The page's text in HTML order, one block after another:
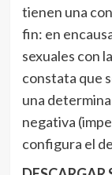
tienen una
fin: en
sexuales con
constata que
una
negativa
configura el